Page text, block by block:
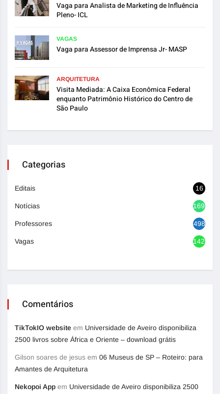
Vaga para Analista de Marketing de Influência
Pleno- ICL
VAGAS
Vaga para Assessor de Imprensa Jr- MASP
ARQUITETURA
Visita Mediada: A Caixa Econômica Federal
enquanto Patrimônio Histórico do Centro de
São Paulo
Categorias
Editais 16
Notícias 1692
Professores 498
Vagas 1420
Comentários
TikTokIO website em Universidade de Aveiro disponibiliza
2500 livros sobre África e Oriente – download grátis
Gilson soares de jesus em 06 Museus de SP – Roteiro: para
Amantes de Arquitetura
Nekopoi App em Universidade de Aveiro disponibiliza 2500